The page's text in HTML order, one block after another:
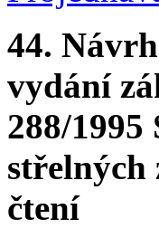
44.
vydání
288/
střelných
čtení